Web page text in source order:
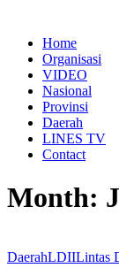
Home
Organisasi
VIDEO
Nasional
Provinsi
Daerah
LINES TV
Contact
Month:
DaerahLDIILintas